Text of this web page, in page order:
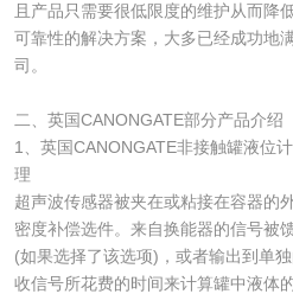
且产品只需要很低限度的维护从而降
可靠性的解决方案，大多已经成功地
司。
二、英国CANONGATE部分产品介绍
1、英国CANONGATE非接触罐液位
理
超声波传感器被夹在或粘接在容器的
密度补偿选件。来自换能器的信号被
(如果选择了该选项)，或者输出到单
收信号所花费的时间来计算罐中液体